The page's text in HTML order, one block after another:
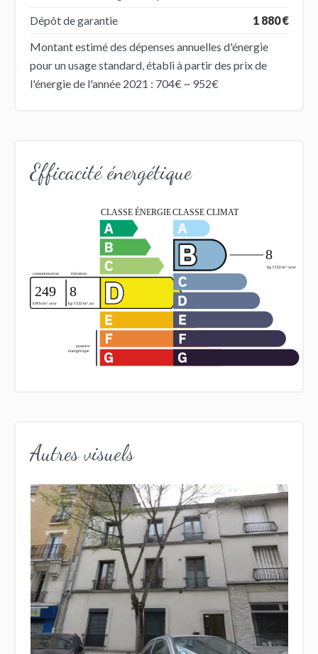
Dépôt de garantie
1 880 €
Montant estimé des dépenses annuelles d'énergie
pour un usage standard, établi à partir des prix de
l'énergie de l'année 2021 : 704€ ~ 952€
Efficacité énergétique
Autres visuels